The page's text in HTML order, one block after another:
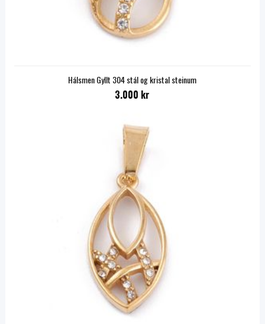
Hálsmen Gyllt 304 stál og kristal steinum
3.000 kr